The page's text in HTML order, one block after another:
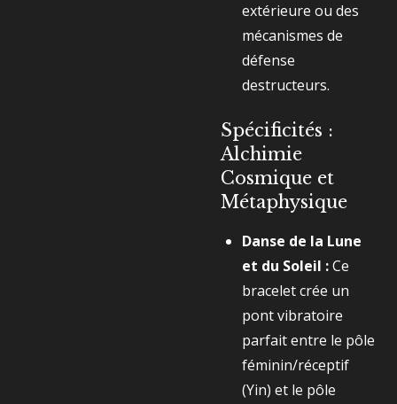
extérieure ou des
mécanismes de
défense
destructeurs.
Spécificités :
Alchimie
Cosmique et
Métaphysique
Danse de la Lune
et du Soleil :Ce
bracelet crée un
pont vibratoire
parfait entre le pôle
féminin/réceptif
(Yin) et le pôle